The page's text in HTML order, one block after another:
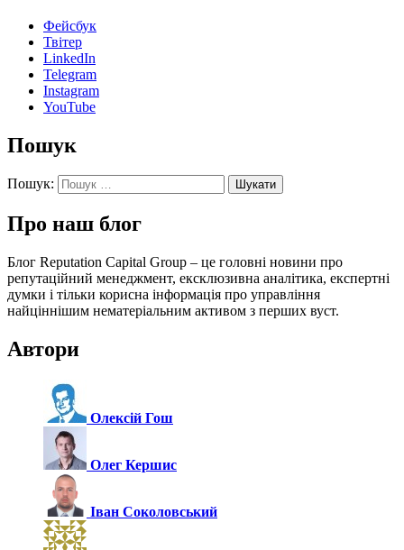
Фейсбук
Твітер
LinkedIn
Telegram
Instagram
YouTube
Пошук
Пошук:
Про наш блог
Блог Reputation Capital Group – це головні новини про
репутаційний менеджмент, ексклюзивна аналітика, експертні
думки і тільки корисна інформація про управління
найціннішим нематеріальним активом з перших вуст.
Автори
Олексій Гош
Олег Кершис
Іван Соколовський